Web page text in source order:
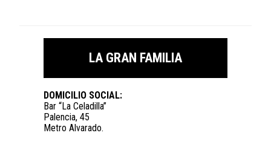
LA GRAN FAMILIA
DOMICILIO SOCIAL:
Bar “La Celadilla”
Palencia, 45
Metro Alvarado.